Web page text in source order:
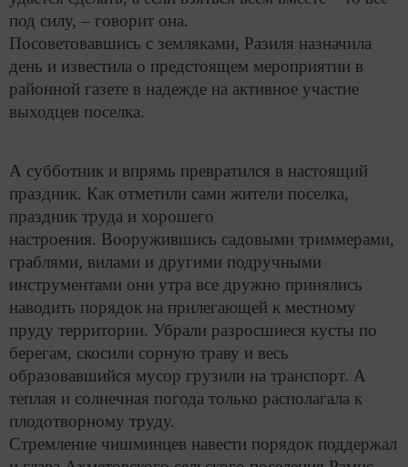
под силу, – говорит она.
Посоветовавшись с земляками, Разиля назначила
день и известила о предстоящем мероприятии в
районной газете в надежде на активное участие
выходцев поселка.
А субботник и впрямь превратился в настоящий
праздник. Как отметили сами жители поселка,
праздник труда и хорошего
настроения. Вооружившись садовыми триммерами,
граблями, вилами и другими подручными
инструментами они утра все дружно принялись
наводить порядок на прилегающей к местному
пруду территории. Убрали разросшиеся кусты по
берегам, скосили сорную траву и весь
образовавшийся мусор грузили на транспорт. А
теплая и солнечная погода только располагала к
плодотворному труду.
Стремление чишминцев навести порядок поддержал